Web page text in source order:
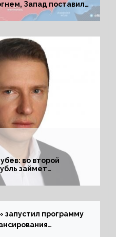
Запад поставил
во второй
займет
запустил программу